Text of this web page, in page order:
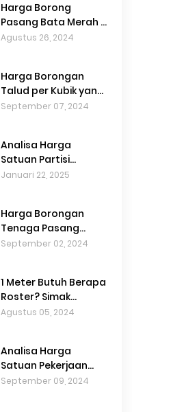
Harga Borong
Pasang Bata Merah +
Plester Aci Terbaru
Agustus 26, 2024
Harga Borongan
Talud per Kubik yang
Terjangkau
September 07, 2024
Analisa Harga
Satuan Partisi
Gypsum 2 Muka untuk
Januari 22, 2025
Harga Borongan
Tenaga Pasang
Pondasi Batu Kali
September 02, 2024
1 Meter Butuh Berapa
Roster? Simak
Panduan Lengkapnya
Agustus 05, 2024
Analisa Harga
Satuan Pekerjaan
Kloset Jongkok
September 09, 2024